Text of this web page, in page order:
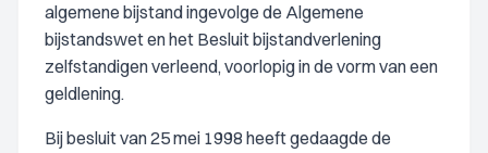
algemene bijstand ingevolge de Algemene
bijstandswet en het Besluit bijstandverlening
zelfstandigen verleend, voorlopig in de vorm van een
geldlening.
Bij besluit van 25 mei 1998 heeft gedaagde de